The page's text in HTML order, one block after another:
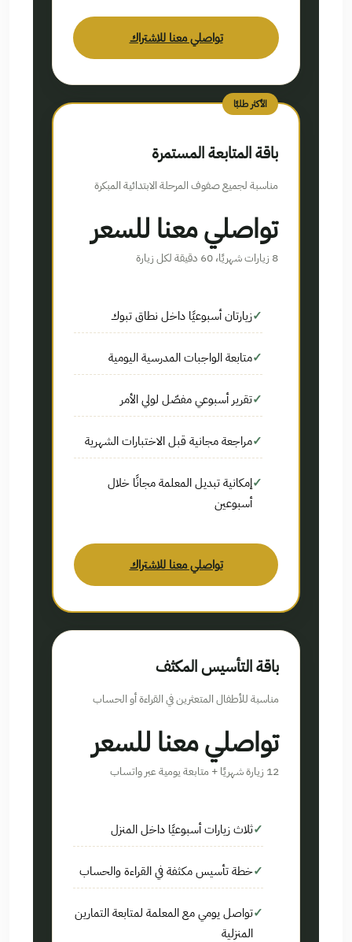
تواصلي معنا للاشتراك
الأكثر طلبًا
باقة المتابعة المستمرة
مناسبة لجميع صفوف المرحلة الابتدائية المبكرة
تواصلي معنا للسعر
8 زيارات شهريًا، 60 دقيقة لكل زيارة
زيارتان أسبوعيًا داخل نطاق تبوك
متابعة الواجبات المدرسية اليومية
تقرير أسبوعي مفصّل لولي الأمر
مراجعة مجانية قبل الاختبارات الشهرية
إمكانية تبديل المعلمة مجانًا خلال
أسبوعين
تواصلي معنا للاشتراك
باقة التأسيس المكثف
مناسبة للأطفال المتعثرين في القراءة أو الحساب
تواصلي معنا للسعر
12 زيارة شهريًا + متابعة يومية عبر واتساب
ثلاث زيارات أسبوعيًا داخل المنزل
خطة تأسيس مكثفة في القراءة والحساب
تواصل يومي مع المعلمة لمتابعة التمارين
المنزلية